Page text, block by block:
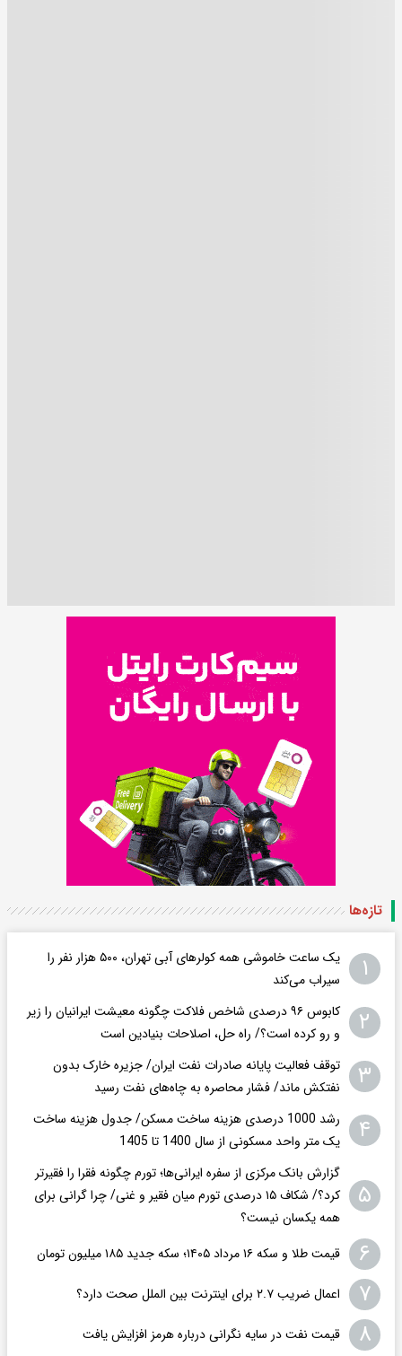
تازه‌ها
۱
یک ساعت خاموشی همه کولرهای آبی تهران، ۵۰۰ هزار نفر را
سیراب می‌کند
۲
کابوس ۹۶ درصدی شاخص فلاکت چگونه معیشت ایرانیان را زیر
و رو کرده است؟/ راه حل، اصلاحات بنیادین است
۳
توقف فعالیت پایانه صادرات نفت ایران/ جزیره خارک بدون
نفتکش ماند/ فشار محاصره به چاه‌های نفت رسید
۴
رشد 1000 درصدی هزینه ساخت مسکن/ جدول هزینه ساخت
یک متر واحد مسکونی از سال 1400 تا 1405
۵
گزارش بانک مرکزی از سفره ایرانی‌ها؛ تورم چگونه فقرا را فقیرتر
کرد؟/ شکاف ۱۵ درصدی تورم میان فقیر و غنی/ چرا گرانی برای
همه یکسان نیست؟
۶ قیمت طلا و سکه ۱۶ مرداد ۱۴۰۵؛ سکه جدید ١٨۵ میلیون تومان
۷ اعمال ضریب ۲.۷ برای اینترنت بین الملل صحت دارد؟
۸ قیمت نفت در سایه نگرانی درباره هرمز افزایش یافت